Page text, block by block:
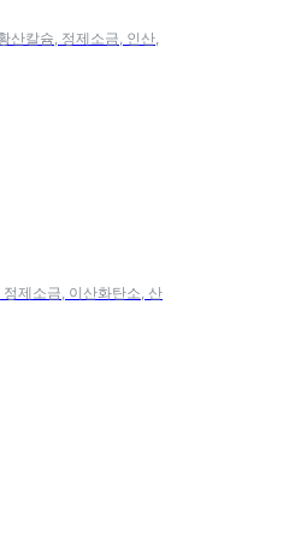
산칼슘, 정제소금, 인산,
제소금, 이산화탄소, 산